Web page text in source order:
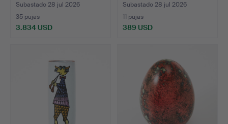
Subastado 28 jul 2026
35 pujas
3.834 USD
Subastado 28 jul 2026
11 pujas
389 USD